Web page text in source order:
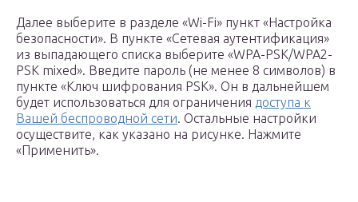
Далее выберите в разделе «Wi-Fi» пункт «Настройка
безопасности». В пункте «Сетевая аутентификация»
из выпадающего списка выберите «WPA-PSK/WPA2-
PSK mixed». Введите пароль (не менее 8 символов) в
пункте «Ключ шифрования PSK». Он в дальнейшем
будет использоваться для ограничения доступа к
Вашей беспроводной сети. Остальные настройки
осуществите, как указано на рисунке. Нажмите
«Применить».